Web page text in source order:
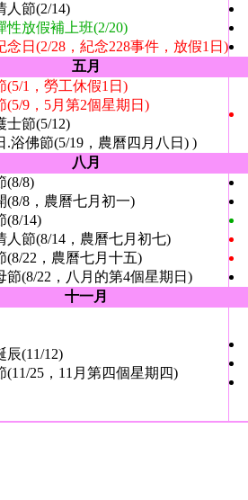
人節(2/14)
性放假補上班(2/20)
念日(2/28，紀念228事件，放假1日)
五月
(5/1，勞工休假1日)
(5/9，5月第2個星期日)
士節(5/12)
.浴佛節(5/19，農曆四月八日) )
八月
(8/8)
(8/8，農曆七月初一)
(8/14)
人節(8/14，農曆七月初七)
(8/22，農曆七月十五)
節(8/22，八月的第4個星期日)
十一月
辰(11/12)
(11/25，11月第四個星期四)